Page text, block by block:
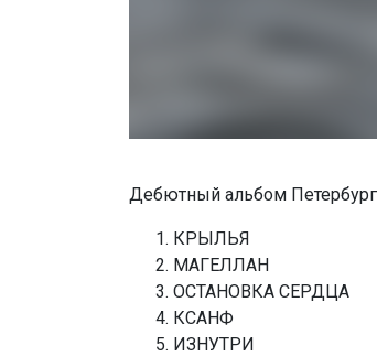
Дебютный альбом
КРЫЛЬЯ
МАГЕЛЛАН
ОСТАНОВКА СЕРДЦА
КСАНФ
ИЗНУТРИ